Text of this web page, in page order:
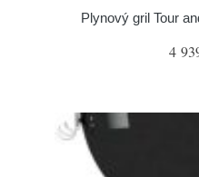
Plynový gril Tour
4